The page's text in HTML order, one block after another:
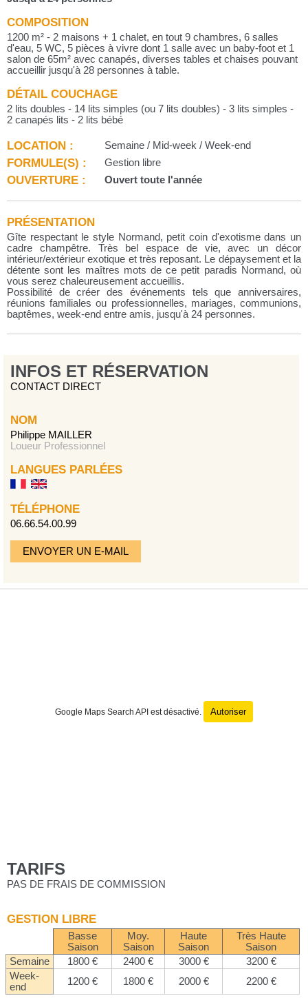
COMPOSITION
1200 m² - 2 maisons + 1 chalet, en tout 9 chambres, 6 salles
d'eau, 5 WC, 5 pièces à vivre dont 1 salle avec un baby-foot et 1
salon de 65m² avec canapés, diverses tables et chaises pouvant
accueillir jusqu'à 28 personnes à table.
DÉTAIL COUCHAGE
2 lits doubles - 14 lits simples (ou 7 lits doubles) - 3 lits simples -
2 canapés lits - 2 lits bébé
LOCATION : Semaine / Mid-week / Week-end
FORMULE(S) : Gestion libre
OUVERTURE : Ouvert toute l'année
PRÉSENTATION
Gîte respectant le style Normand, petit coin d'exotisme dans un
cadre champêtre. Très bel espace de vie, avec un décor
intérieur/extérieur exotique et très reposant. Le dépaysement et la
détente sont les maîtres mots de ce petit paradis Normand, où
vous serez chaleureusement accueillis.
Possibilité de créer des événements tels que anniversaires,
réunions familiales ou professionnelles, mariages, communions,
baptêmes, week-end entre amis, jusqu'à 24 personnes.
INFOS ET RÉSERVATION
CONTACT DIRECT
NOM
Philippe MAILLER
Loueur Professionnel
LANGUES PARLÉES
TÉLÉPHONE
06.66.54.00.99
ENVOYER UN E-MAIL
Google Maps Search API est désactivé. Autoriser
TARIFS
PAS DE FRAIS DE COMMISSION
GESTION LIBRE
Basse
Saison
Moy.
Saison
Haute
Saison
Très Haute
Saison
Semaine
1800 € 2400 € 3000 €
3200 €
Week-
end
1200 € 1800 € 2000 € 2200 €